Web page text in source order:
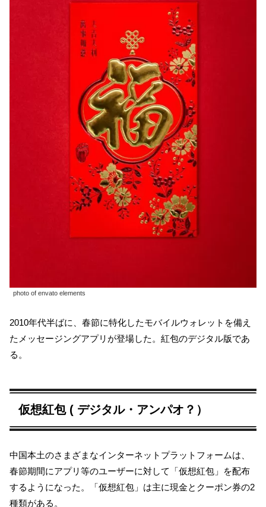
photo of envato elements
2010年代半ばに、春節に特化したモバイルウォレットを備え
たメッセージングアプリが登場した。紅包のデジタル版であ
る。
仮想紅包 ( デジタル・アンパオ？）
中国本土のさまざまなインターネットプラットフォームは、
春節期間にアプリ等のユーザーに対して「仮想紅包」を配布
するようになった。「仮想紅包」は主に現金とクーポン券の2
種類がある。